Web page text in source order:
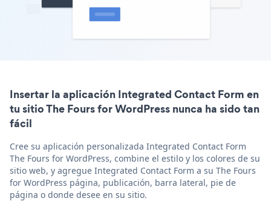
Insertar la aplicación Integrated Contact Form en
tu sitio The Fours for WordPress nunca ha sido tan
fácil
Cree su aplicación personalizada Integrated Contact Form
The Fours for WordPress, combine el estilo y los colores de su
sitio web, y agregue Integrated Contact Form a su The Fours
for WordPress página, publicación, barra lateral, pie de
página o donde desee en su sitio.